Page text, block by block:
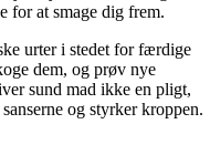
for at smage dig frem.
urter i stedet for færdige
dem, og prøv nye
sund mad ikke en pligt,
og styrker kroppen.